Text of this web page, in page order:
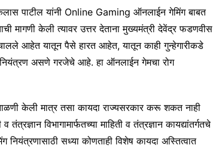
पाटील यांनी Online Gaming ऑनलाईन गेमिंग बाबत
मागणी केली त्यावर उत्तर देताना मुख्यमंत्री देवेंद्र फडणवीस
आहेत यातून पैसे हारत आहेत, यातून काही गुन्हेगारीकडे
असणे गरजेचे आहे. हा ऑनलाईन गेमचा रोग
केली मात्र तसा कायदा राज्यसरकार करू शकत नाही
विभागामार्फतच्या माहिती व तंत्रज्ञान कायद्यांतर्गतचे
सध्या कोणताही विशेष कायदा अस्तित्वात